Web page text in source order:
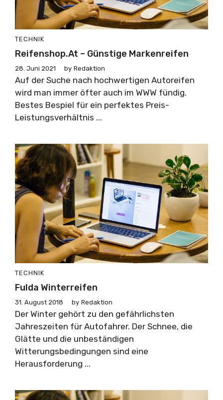
TECHNIK
Reifenshop.at – Günstige Markenreifen
28. Juni 2021 by Redaktion
Auf der Suche nach hochwertigen Autoreifen
wird man immer öfter auch im WWW fündig.
Bestes Bespiel für ein perfektes Preis-
Leistungsverhältnis ...
TECHNIK
Fulda Winterreifen
31. August 2018 by Redaktion
Der Winter gehört zu den gefährlichsten
Jahreszeiten für Autofahrer. Der Schnee, die
Glätte und die unbeständigen
Witterungsbedingungen sind eine
Herausforderung ...